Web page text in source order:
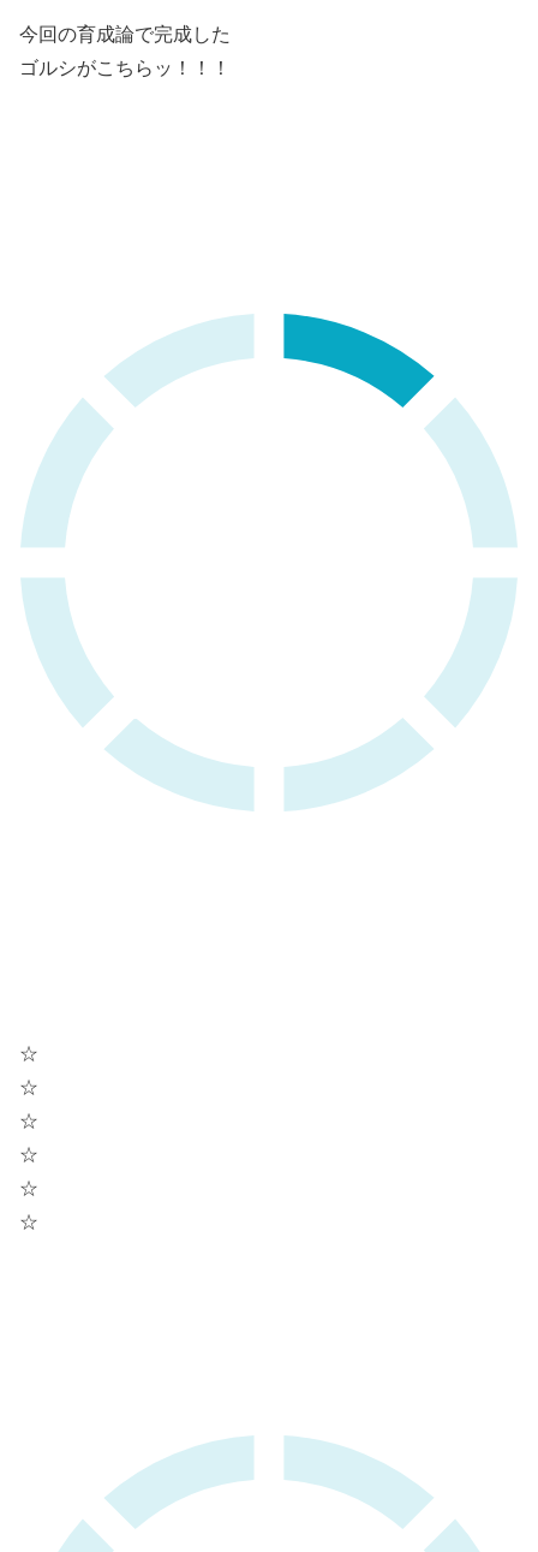
今回の育成論で完成した
ゴルシがこちらッ！！！
☆
☆
☆
☆
☆
☆